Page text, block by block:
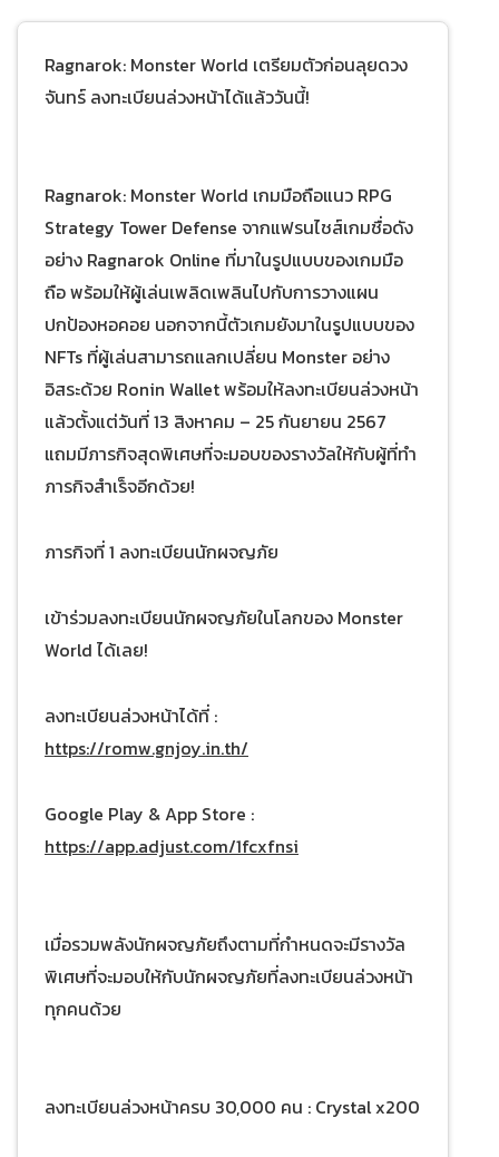
Ragnarok: Monster World เตรียมตัวก่อนลุยดวง
จันทร์ ลงทะเบียนล่วงหน้าได้แล้ววันนี้!
Ragnarok: Monster World เกมมือถือแนว RPG
Strategy Tower Defense จากแฟรนไชส์เกมชื่อดัง
อย่าง Ragnarok Online ที่มาในรูปแบบของเกมมือ
ถือ พร้อมให้ผู้เล่นเพลิดเพลินไปกับการวางแผน
ปกป้องหอคอย นอกจากนี้ตัวเกมยังมาในรูปแบบของ
NFTs ที่ผู้เล่นสามารถแลกเปลี่ยน Monster อย่าง
อิสระด้วย Ronin Wallet พร้อมให้ลงทะเบียนล่วงหน้า
แล้วตั้งแต่วันที่ 13 สิงหาคม – 25 กันยายน 2567
แถมมีภารกิจสุดพิเศษที่จะมอบของรางวัลให้กับผู้ที่ทำ
ภารกิจสำเร็จอีกด้วย!
ภารกิจที่ 1 ลงทะเบียนนักผจญภัย
เข้าร่วมลงทะเบียนนักผจญภัยในโลกของ Monster
World ได้เลย!
ลงทะเบียนล่วงหน้าได้ที่ :
https://romw.gnjoy.in.th/
Google Play & App Store :
https://app.adjust.com/1fcxfnsi
เมื่อรวมพลังนักผจญภัยถึงตามที่กำหนดจะมีรางวัล
พิเศษที่จะมอบให้กับนักผจญภัยที่ลงทะเบียนล่วงหน้า
ทุกคนด้วย
ลงทะเบียนล่วงหน้าครบ 30,000 คน : Crystal x200